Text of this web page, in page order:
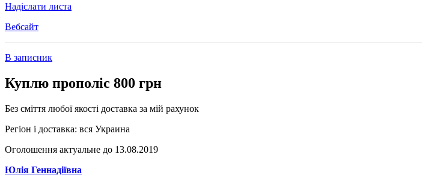
Надіслати листа
Вебсайт
В записник
Куплю прополіс 800 грн
Без сміття любої якості доставка за мій рахунок
Регіон і доставка: вся Украина
Оголошення актуальне до 13.08.2019
Юлія Геннадіївна